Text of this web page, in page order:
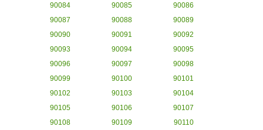
90084
90085
90086
90087
90088
90089
90090
90091
90092
90093
90094
90095
90096
90097
90098
90099
90100
90101
90102
90103
90104
90105
90106
90107
90108
90109
90110